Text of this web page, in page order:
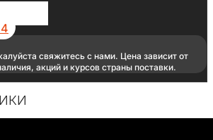
свяжитесь с нами. Цена зависит от
акций и курсов страны поставки.